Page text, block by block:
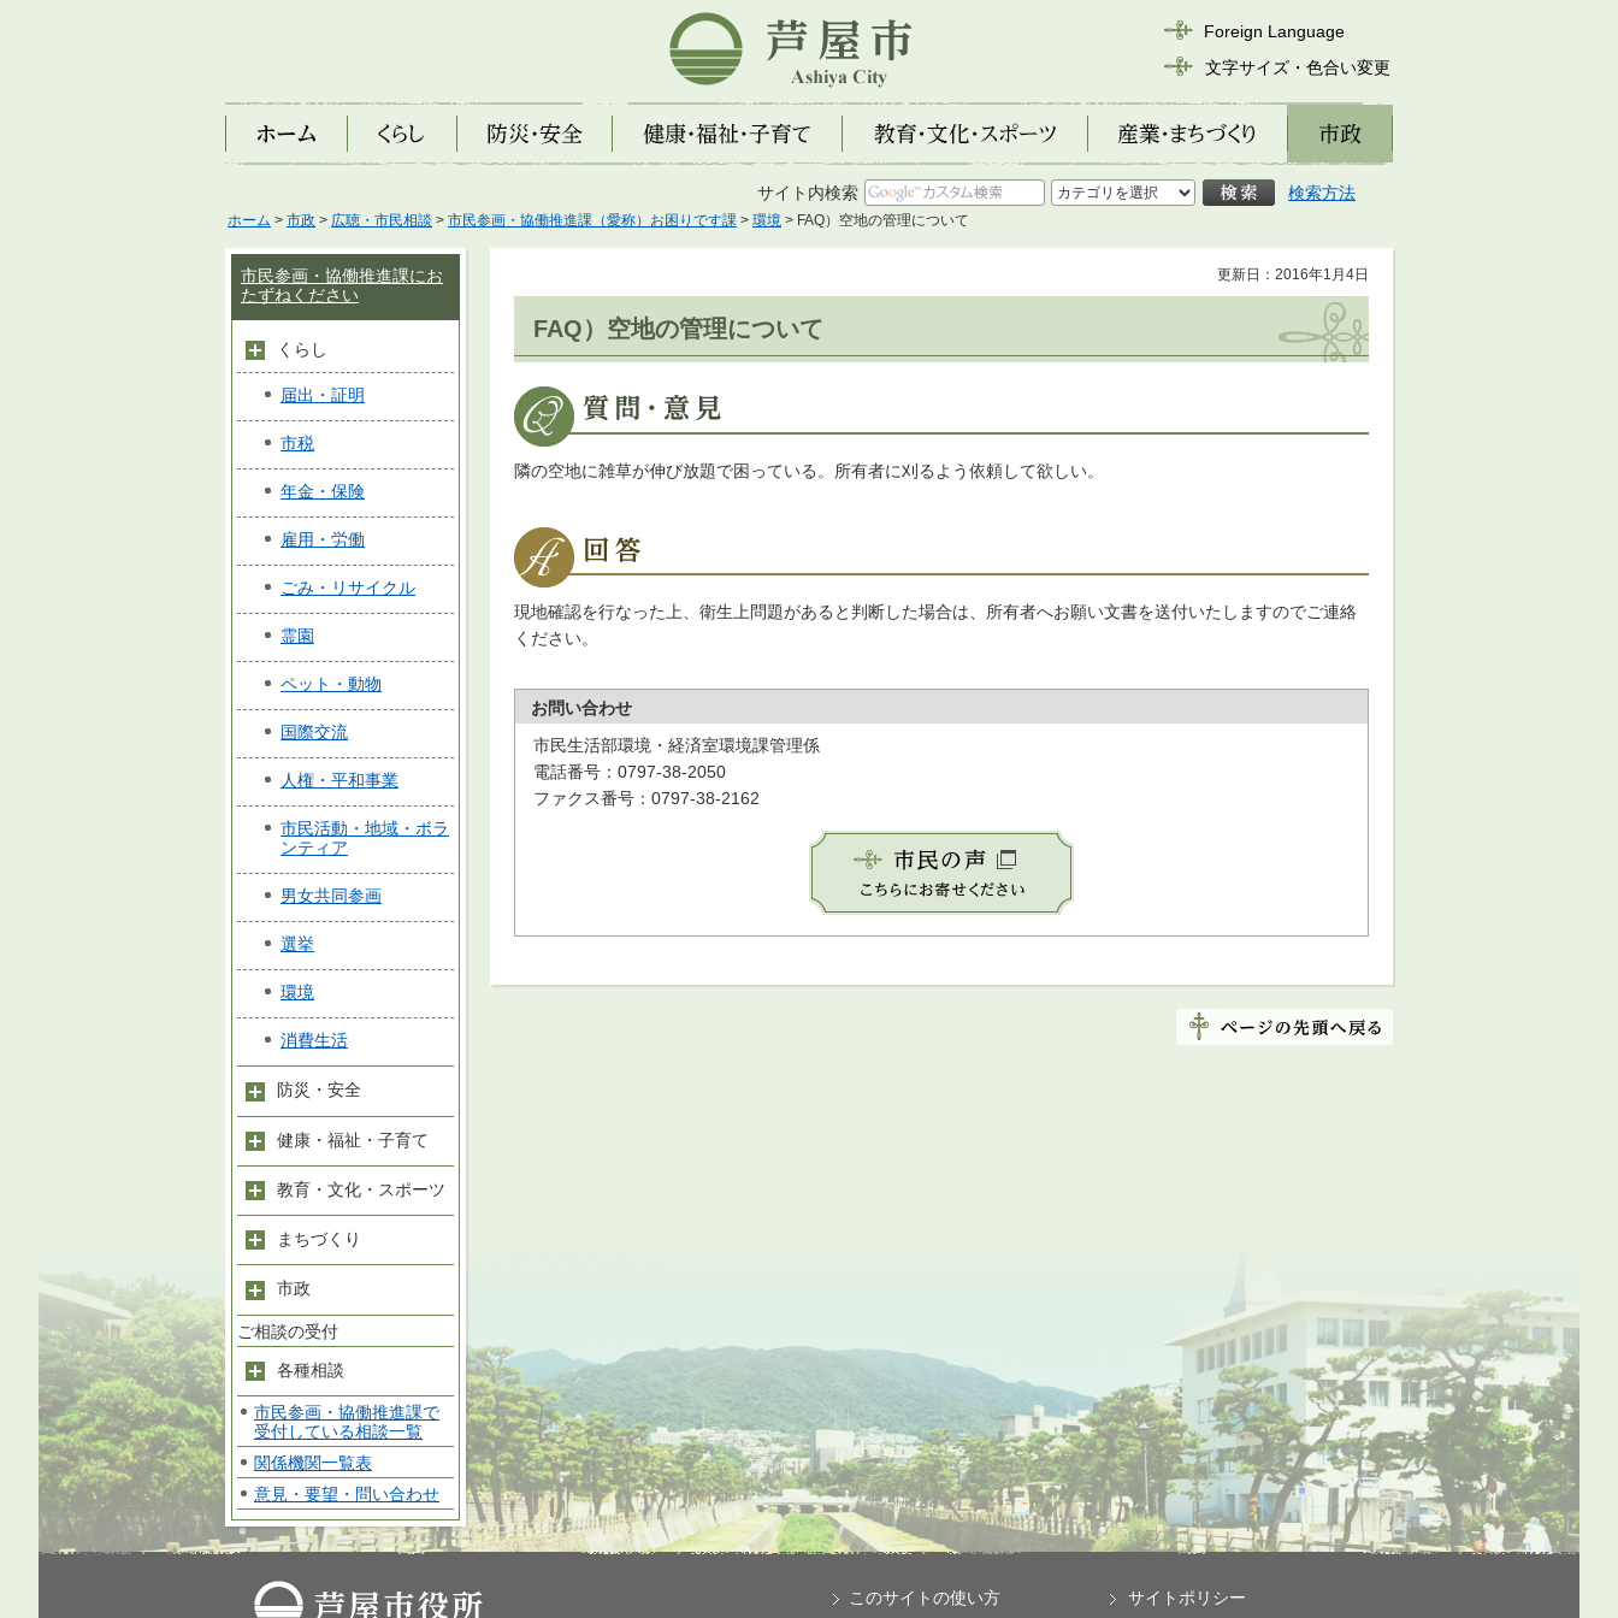
芦屋市
Foreign Language
文字サイズ・色合い変更
ホーム くらし 防災・安全 健康・福祉・子育て 教育・文化・スポーツ 産業・まちづくり 市政
サイト内検索 検索方法
ホーム > 市政 > 広聴・市民相談 > 市民参画・協働推進課（愛称）お困りです課 > 環境 > FAQ）空地の管理について
市民参画・協働推進課にお
たずねください
くらし
届出・証明
市税
年金・保険
雇用・労働
ごみ・リサイクル
霊園
ペット・動物
国際交流
人権・平和事業
市民活動・地域・ボラ
ンティア
男女共同参画
選挙
環境
消費生活
防災・安全
健康・福祉・子育て
教育・文化・スポーツ
まちづくり
市政
ご相談の受付
各種相談
市民参画・協働推進課で
受付している相談一覧
関係機関一覧表
意見・要望・問い合わせ
更新日：2016年1月4日
FAQ）空地の管理について
隣の空地に雑草が伸び放題で困っている。所有者に刈るよう依頼して欲しい。
現地確認を行なった上、衛生上問題があると判断した場合は、所有者へお願い文書を送付いたしますのでご連絡
ください。
お問い合わせ
市民生活部環境・経済室環境課管理係
電話番号：0797-38-2050
ファクス番号：0797-38-2162
芦屋市役所 このサイトの使い方 サイトポリシー